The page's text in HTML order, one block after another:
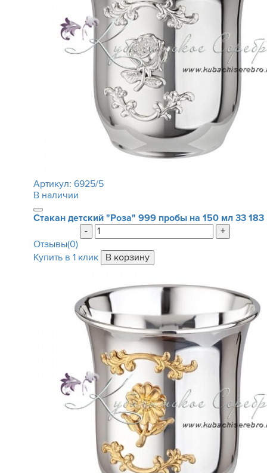
Артикул: 6925/5
В наличии
Стакан детский "Роза" 999 пробы на 150 мл 33 183
-
+
Отзывы(0)
Купить в 1 клик